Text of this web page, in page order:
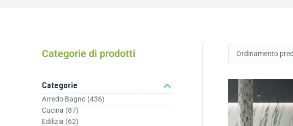
Categorie di prodotti
Categorie
Arredo Bagno (436)
Cucina (87)
Edilizia (62)